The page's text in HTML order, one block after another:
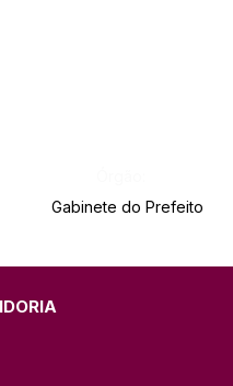
Gabinete do Prefeito